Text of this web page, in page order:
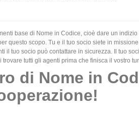
base di Nome in Codice, cioè dare un
questo scopo. Tu e il tuo socio siete in
il tuo socio può contattare in sicurezza. Il tuo
tutti gli agenti prima che finisca il vostro
di Nome in